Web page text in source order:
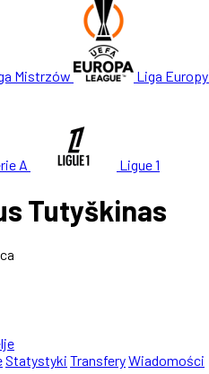
Mistrzów Liga Europy
A Ligue 1
Tutyškinas
Statystyki TransferyWiadomości